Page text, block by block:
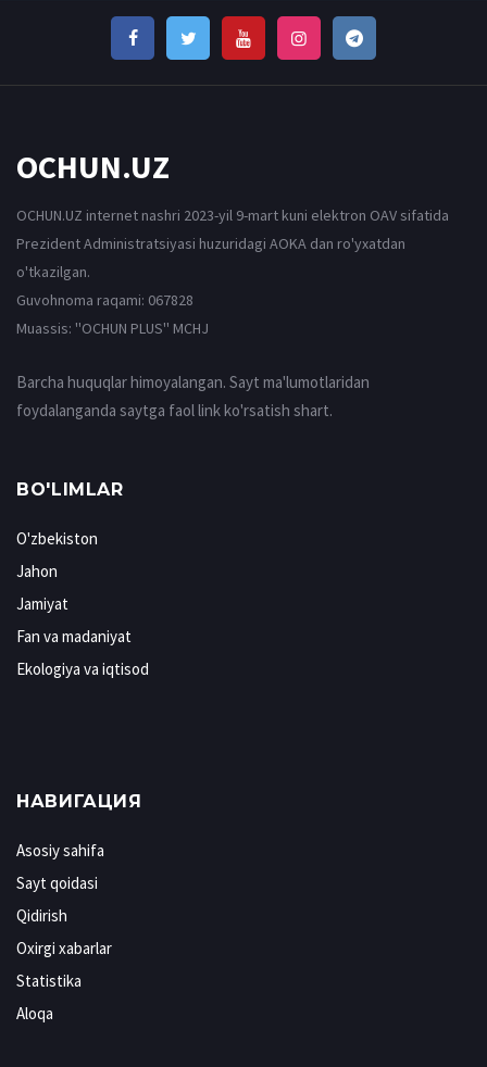
OCHUN.UZ
OCHUN.UZ internet nashri 2023-yil 9-mart kuni elektron OAV sifatida
Prezident Administratsiyasi huzuridagi AOKA dan ro'yxatdan
o'tkazilgan.
Guvohnoma raqami: 067828
Muassis: ''OCHUN PLUS'' MCHJ
Barcha huquqlar himoyalangan. Sayt ma'lumotlaridan
foydalanganda saytga faol link ko'rsatish shart.
BO'LIMLAR
O'zbekiston
Jahon
Jamiyat
Fan va madaniyat
Ekologiya va iqtisod
НАВИГАЦИЯ
Asosiy sahifa
Sayt qoidasi
Qidirish
Oxirgi xabarlar
Statistika
Aloqa